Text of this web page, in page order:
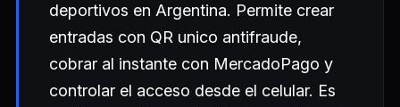
deportivos en Argentina. Permite crear
entradas con QR unico antifraude,
cobrar al instante con MercadoPago y
controlar el acceso desde el celular. Es